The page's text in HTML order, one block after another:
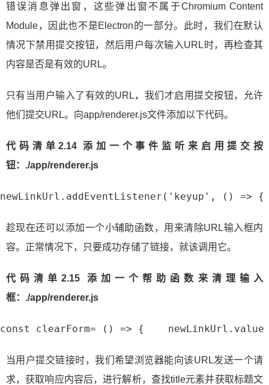
错误消息弹出窗，这些弹出窗不属于Chromium Content
Module，因此也不是Electron的一部分。此时，我们在默认
情况下禁用提交按钮，然后用户每次输入URL时，再检查其
内容是否是有效的URL。
只有当用户输入了有效的URL，我们才启用提交按钮，允许
他们提交URL。向app/renderer.js文件添加以下代码。
代码清单2.14 添加一个事件监听来启用提交按
钮：./app/renderer.js
newLinkUrl.addEventListener('keyup', ()
趁现在还可以添加一个小辅助函数，用来清除URL输入框内
容。正常情况下，只要成功存储了链接，就该调用它。
代码清单2.15 添加一个帮助函数来清理输入
框：./app/renderer.js
const clearForm= () => {
当用户提交链接时，我们希望浏览器能向该URL发送一个请
求，获取响应内容后，进行解析，查找title元素并获取标题文